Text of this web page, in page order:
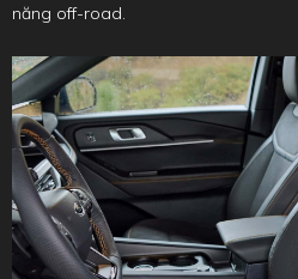
năng off-road.